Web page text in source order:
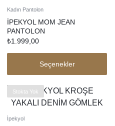
Kadın Pantolon
İPEKYOL MOM JEAN
PANTOLON
₺1.999,00
Seçenekler
Stokta Yok
İpekyol